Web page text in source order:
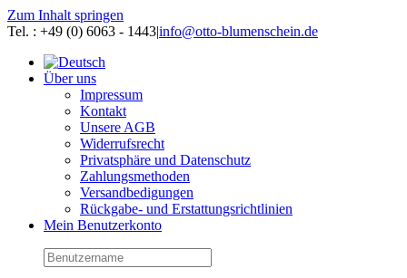
Zum Inhalt springen
Tel. : +49 (0) 6063 - 1443|info@otto-blumenschein.de
Über uns
Impressum
Kontakt
Unsere AGB
Widerrufsrecht
Privatsphäre und Datenschutz
Zahlungsmethoden
Versandbedigungen
Rückgabe- und Erstattungsrichtlinien
Mein Benutzerkonto